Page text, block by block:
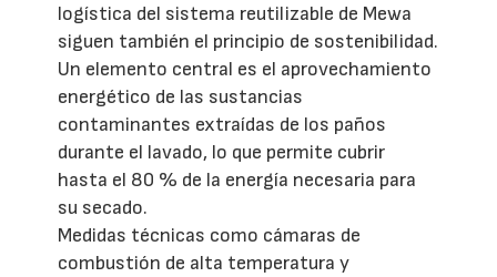
logística del sistema reutilizable de Mewa
siguen también el principio de sostenibilidad.
Un elemento central es el aprovechamiento
energético de las sustancias
contaminantes extraídas de los paños
durante el lavado, lo que permite cubrir
hasta el 80 % de la energía necesaria para
su secado.
Medidas técnicas como cámaras de
combustión de alta temperatura y